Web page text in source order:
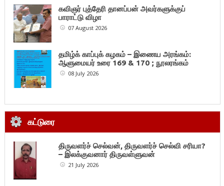
கவிஞர் புத்தேரி தானப்பன் அவர்களுக்குப்
பாராட்டு விழா
07 August 2026
தமிழ்க் காப்புக் கழகம் – இணைய அரங்கம்:
ஆளுமையர் உரை 169 & 170 ; நூலரங்கம்
08 July 2026
கட்டுரை
திருவளர்ச் செல்வன், திருவளர்ச் செல்வி சரியா?
– இலக்குவனார் திருவள்ளுவன்
21 July 2026